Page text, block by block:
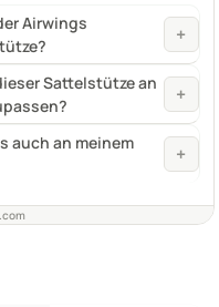
Airwings
+
Sattelstütze an
+
auch an meinem
+